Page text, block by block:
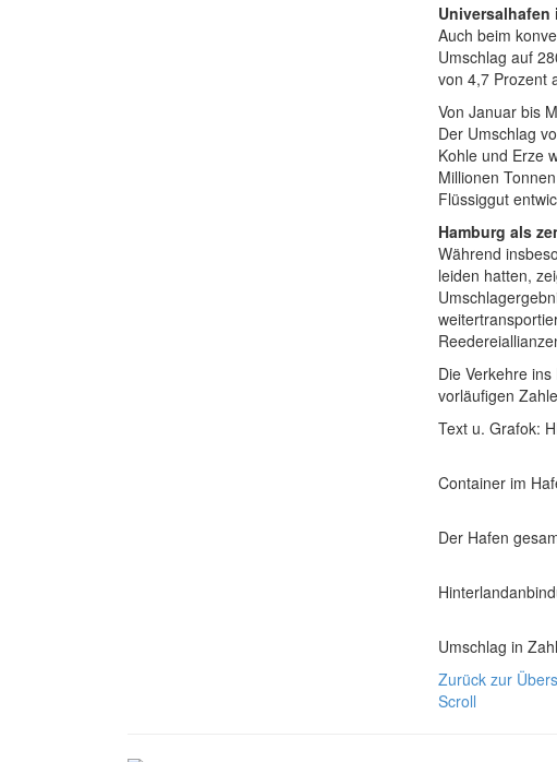
Auch beim
Umschlag auf
von 4,7 Prozent
Von Januar bis
Der Umschlag
Kohle und Erze
Millionen
Flüssiggut
Hamburg als
Während
leiden hatten,
Die Verkehre
vorläufigen
Text u. Grafok:
Container im
Der Hafen
Umschlag in
Zurück zur
Scroll